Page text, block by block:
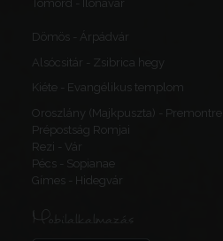
Tömörd - Ilonavár
Dömös - Árpádvár
Alsócsitár - Zsibrica hegy
Kiéte - Evangélikus templom
Oroszlány (Majkpuszta) - Premontrei
Prépostság Romjai
Rezi - Vár
Pécs - Sopianae
Gímes - Hidegvár
Mobilalkalmazás